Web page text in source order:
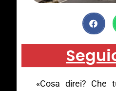
«Cosa direi? Che